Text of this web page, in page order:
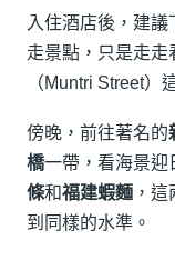
入住酒店後，建
走景點，只是走走
（Muntri Street）
傍晚，前往著名的
橋一帶，看海景迎
條和福建蝦麵 ，
到同樣的水準。